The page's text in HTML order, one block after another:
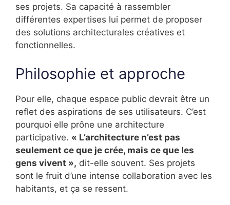
ses projets. Sa capacité à rassembler
différentes expertises lui permet de proposer
des solutions architecturales créatives et
fonctionnelles.
Philosophie et approche
Pour elle, chaque espace public devrait être un
reflet des aspirations de ses utilisateurs. C’est
pourquoi elle prône une architecture
participative. « L’architecture n’est pas
seulement ce que je crée, mais ce que les
gens vivent », dit-elle souvent. Ses projets
sont le fruit d’une intense collaboration avec les
habitants, et ça se ressent.